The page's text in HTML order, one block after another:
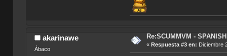
akarinawe
Ábaco
Re:SCUMMVM -
« Respuesta #3 en: Diciembre